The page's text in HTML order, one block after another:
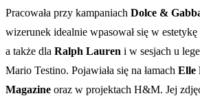
Pracowała przy kampaniach Dolce &
wizerunek idealnie wpasował się w
a także dla Ralph Lauren i w sesjach u
Mario Testino. Pojawiała się na łamach Elle
Magazine oraz w projektach H&M. Jej